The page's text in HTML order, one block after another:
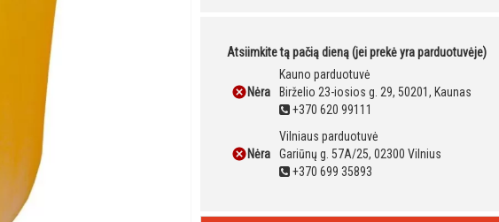
Atsiimkite tą pačią dieną (jei prekė yra parduotuvėje)
Nėra
Kauno parduotuvė
Birželio 23-iosios g. 29, 50201, Kaunas
+370 620 99111
Nėra
Vilniaus parduotuvė
Gariūnų g. 57A/25, 02300 Vilnius
+370 699 35893